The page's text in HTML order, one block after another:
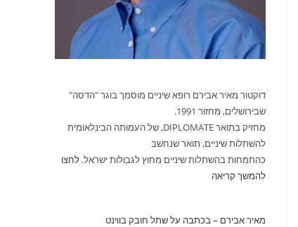
דוקטור מאיר אבירם רופא שיניים מוסמך בוגר "הדסה"
שבירושלים, מחזור 1991.
מחזיק בתואר DIPLOMATE, של העמותה הבינלאומית
להשתלות שיניים, תואר שנחשב
כהתמחות בהשתלות שיניים מחוץ לגבולות ישראל. לחצו
להמשך קריאה
מאיר אבירם – בכתבה על שתל חובקבווינט